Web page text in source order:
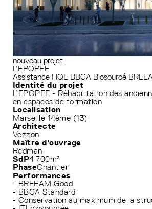
nouveau projet
L’EPOPEE
Assistance HQE BBCA Biosourcé
Identité du projet
L’EPOPEE - Réhabilitation des
en espaces de formation
Localisation
Marseille 14ème (13)
Architecte
Vezzoni
Maître d'ouvrage
Redman
SdP4 700m²
PhaseChantier
Performances
- BREEAM Good
- BBCA Standard
- Conservation au maximum de la